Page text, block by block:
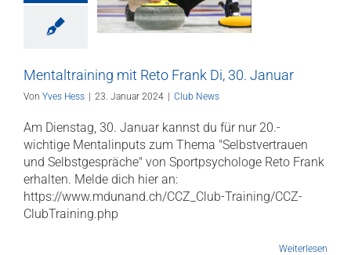
Mentaltraining mit Reto Frank Di, 30. Januar
Von Yves Hess 23. Januar 2024 Club News
Am Dienstag, 30. Januar kannst du für nur 20.-
wichtige Mentalinputs zum Thema "Selbstvertrauen
und Selbstgespräche" von Sportpsychologe Reto Frank
erhalten. Melde dich hier an:
https://www.mdunand.ch/CCZ_Club-Training/CCZ-
ClubTraining.php
Weiterlesen